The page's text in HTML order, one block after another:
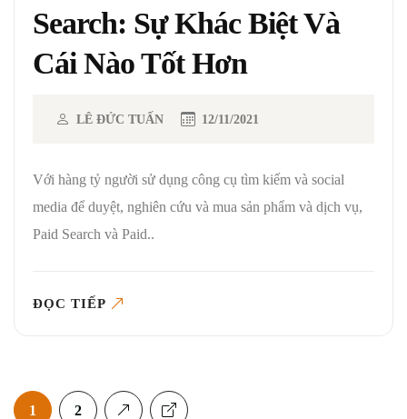
Search: Sự Khác Biệt Và
Cái Nào Tốt Hơn
LÊ ĐỨC TUẤN 12/11/2021
Với hàng tỷ người sử dụng công cụ tìm kiếm và social
media để duyệt, nghiên cứu và mua sản phẩm và dịch vụ,
Paid Search và Paid..
ĐỌC TIẾP
1 2